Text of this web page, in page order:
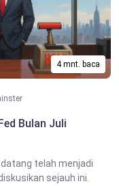
4 mnt. baca
Bulan Juli
telah menjadi
sejauh ini.